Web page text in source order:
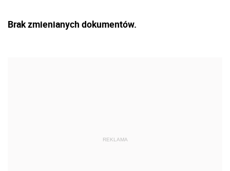
Brak zmienianych dokumentów.